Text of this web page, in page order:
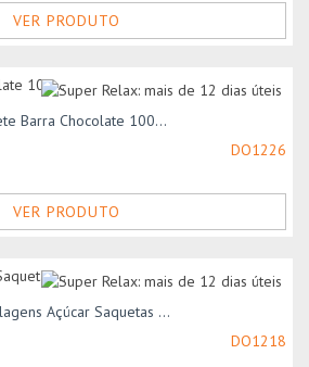
VER PRODUTO
Barra Chocolate 100...
DO1226
VER PRODUTO
Açúcar Saquetas ...
DO1218